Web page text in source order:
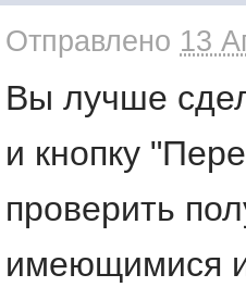
Отправлено 13
Вы лучше
и кнопку
проверить
имеющимися